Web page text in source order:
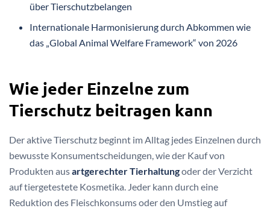
über Tierschutzbelangen
Internationale Harmonisierung durch Abkommen wie
das „Global Animal Welfare Framework“ von 2026
Wie jeder Einzelne zum
Tierschutz beitragen kann
Der aktive Tierschutz beginnt im Alltag jedes Einzelnen durch
bewusste Konsumentscheidungen, wie der Kauf von
Produkten ausartgerechter Tierhaltungoder der Verzicht
auf tiergetestete Kosmetika. Jeder kann durch eine
Reduktion des Fleischkonsums oder den Umstieg auf